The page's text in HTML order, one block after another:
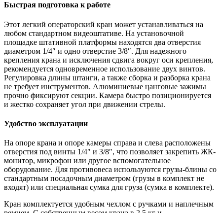
Быстрая подготовка к работе
Этот легкий операторский кран может устанавливаться на
любом стандартном видеоштативе. На установочной
площадке штативной платформы находятся два отверстия
диаметром 1/4″ и одно отверстие 3/8″. Для надежного
крепления крана и исключения сдвига вокруг оси крепления,
рекомендуется одновременное использование двух винтов.
Регулировка длины штанги, а также сборка и разборка крана
не требует инструментов. Алюминиевые цанговые зажимы
прочно фиксируют секции. Камера быстро позиционируется
и жестко сохраняет угол при движении стрелы.
Удобство эксплуатации
На опоре крана и опоре камеры справа и слева расположены
отверстия под винты 1/4″ и 3/8″, что позволяет закрепить ЖК-
монитор, микрофон или другое вспомогательное
оборудование. Для противовеса используются грузы-блины со
стандартным посадочным диаметром (грузы в комплект не
входят) или специальная сумка для груза (сумка в комплекте).
Кран комплектуется удобным чехлом с ручками и наплечным